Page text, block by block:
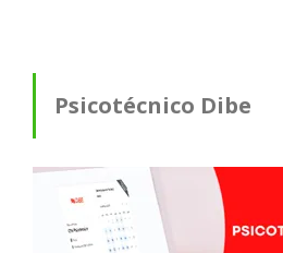
Psicotécnico Dibe